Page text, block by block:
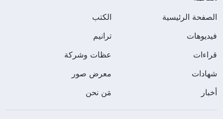
الصفحة الرئيسية
الكتب
فيديوهات
ترانيم
قراءات
عظات وشركة
شهادات
معرض صور
أخبار
مَن نحن